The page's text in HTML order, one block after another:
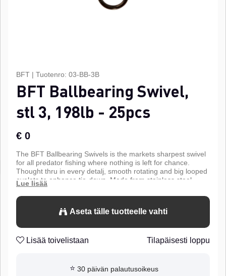
BFT | Tuotenro: 03-BB-3B
BFT Ballbearing Swivel,
stl 3, 198lb - 25pcs
€ 0
The BFT Ballbearing Swivels is the markets sharpest swivel
for all predator fishing where nothing is left for chance.
Thought thru in every detalj, smooth rotating and big looped
eyelets to enhance tie-down. Made from stainless steel.
Aseta tälle tuotteelle vahti
Lisää toivelistaan Tilapäisesti loppu
⭐ 30 päivän palautusoikeus